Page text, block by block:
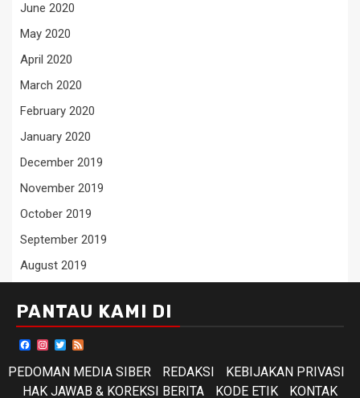
June 2020
May 2020
April 2020
March 2020
February 2020
January 2020
December 2019
November 2019
October 2019
September 2019
August 2019
PANTAU KAMI DI
Facebook
Instagram
Twitter
PEDOMAN MEDIA SIBER
REDAKSI
KEBIJAKAN PRIVASI
HAK JAWAB & KOREKSI BERITA
KODE ETIK KONTAK